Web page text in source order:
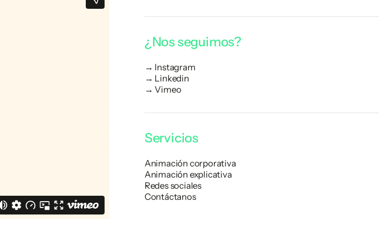
¿Nos seguimos?
→ Instagram
→ Linkedin
→ Vimeo
Servicios
Animación corporativa
Animación explicativa
Redes sociales
Contáctanos